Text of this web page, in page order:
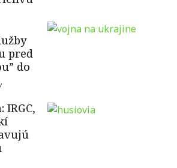
pred
do
IRGC,